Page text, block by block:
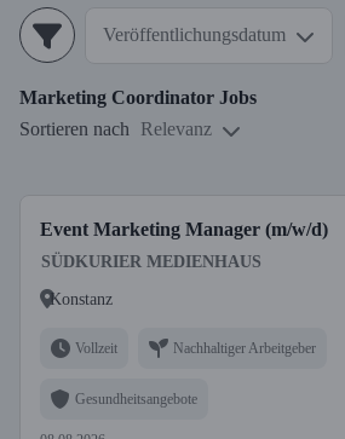
Veröffentlichungsdatum
Marketing Coordinator Jobs
Sortieren nach Relevanz
Event Marketing Manager (m/w/d)
SÜDKURIER MEDIENHAUS
Konstanz
Vollzeit Nachhaltiger Arbeitgeber
Gesundheitsangebote